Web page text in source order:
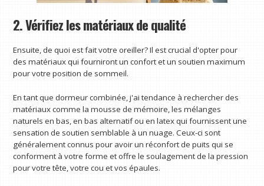
2. Vérifiez les matériaux de qualité
Ensuite, de quoi est fait votre oreiller? Il est crucial d'opter pour
des matériaux qui fourniront un confort et un soutien maximum
pour votre position de sommeil.
En tant que dormeur combinée, j'ai tendance à rechercher des
matériaux comme la mousse de mémoire, les mélanges
naturels en bas, en bas alternatif ou en latex qui fournissent une
sensation de soutien semblable à un nuage. Ceux-ci sont
généralement connus pour avoir un réconfort de puits qui se
conforment à votre forme et offre le soulagement de la pression
pour votre tête, votre cou et vos épaules.